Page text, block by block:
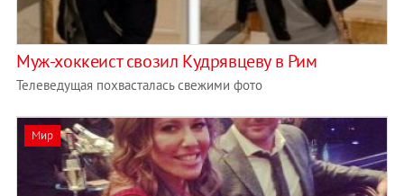
Муж-хоккеист свозил Кудрявцеву в Рим
Телеведущая похвасталась свежими фото
Мир